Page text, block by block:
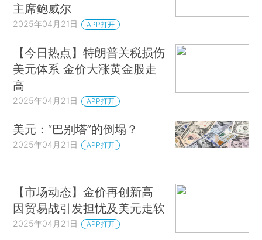
主席鲍威尔
2025年04月21日 APP打开
【今日热点】特朗普关税损伤
美元体系 金价大涨黄金股走
高
2025年04月21日 APP打开
美元：“巴别塔”的倒塌？
2025年04月21日 APP打开
【市场动态】金价再创新高
因贸易战引发担忧及美元走软
2025年04月21日 APP打开